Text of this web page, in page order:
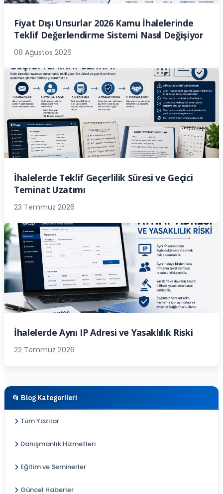
Fiyat Dışı Unsurlar 2026 Kamu İhalelerinde
Teklif Değerlendirme Sistemi Nasıl Değişiyor
08 Ağustos 2026
İhalelerde Teklif Geçerlilik Süresi ve Geçici
Teminat Uzatımı
23 Temmuz 2026
İhalelerde Aynı IP Adresi ve Yasaklılık Riski
22 Temmuz 2026
📂 Blog Kategorileri
Tüm Yazılar
Danışmanlık Hizmetleri
Eğitim ve Seminerler
Güncel Haberler